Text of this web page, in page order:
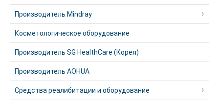
Производитель Mindray
Косметологическое оборудование
Производитель SG HealthCare (Корея)
Производитель AOHUA
Средства реалибитации и оборудование